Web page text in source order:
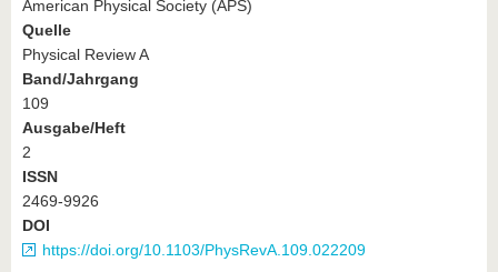
American Physical Society (APS)
Quelle
Physical Review A
Band/Jahrgang
109
Ausgabe/Heft
2
ISSN
2469-9926
DOI
https://doi.org/10.1103/PhysRevA.109.022209